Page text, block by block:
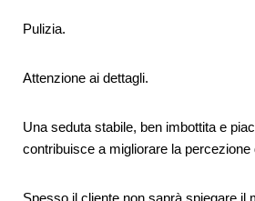
Pulizia.
Attenzione ai dettagli.
Una seduta stabile, ben imbottita e
contribuisce a migliorare la percezione
Spesso il cliente non saprà spiegare il